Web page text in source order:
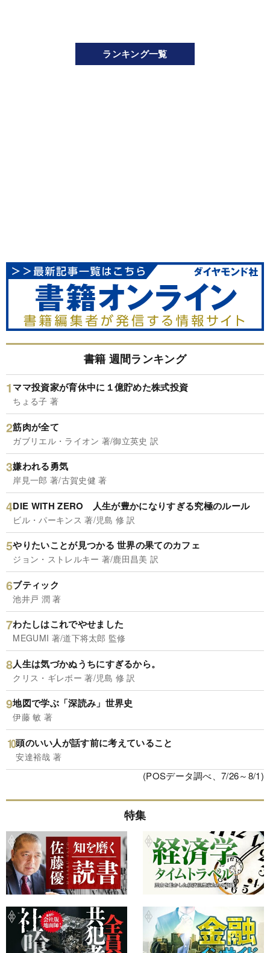
ランキング一覧
書籍 週間ランキング
ママ投資家が育休中に１億貯めた株式投資
ちょる子 著
筋肉が全て
ガブリエル・ライオン 著/御立英史 訳
嫌われる勇気
岸見一郎 著/古賀史健 著
DIE WITH ZERO 人生が豊かになりすぎる究極のルール
ビル・パーキンス 著/児島 修 訳
やりたいことが見つかる 世界の果てのカフェ
ジョン・ストレルキー 著/鹿田昌美 訳
ブティック
池井戸 潤 著
わたしはこれでやせました
MEGUMI 著/道下将太郎 監修
人生は気づかぬうちにすぎるから。
クリス・ギレボー 著/児島 修 訳
地図で学ぶ「深読み」世界史
伊藤 敏 著
頭のいい人が話す前に考えていること
安達裕哉 著
(POSデータ調べ、7/26～8/1)
特集